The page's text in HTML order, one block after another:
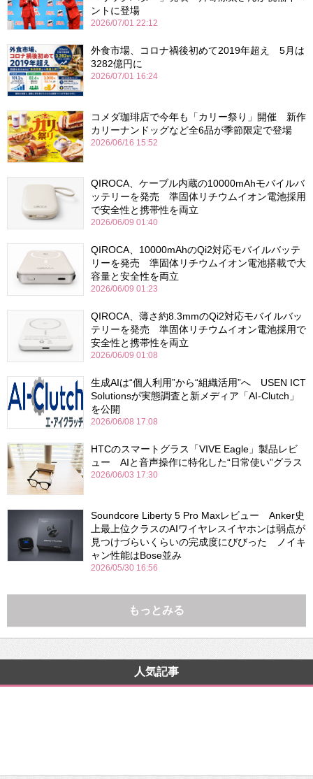
ントに登場
2026/07/01 22:12
外食市場、コロナ禍後初めて2019年超え 5月は
3282億円に
2026/07/01 16:24
コメダ珈琲店で今年も「カリー祭り」開催 新作
カリーナンドッグなど全6品が季節限定で登場
2026/06/16 15:52
QIROCA、ケーブル内蔵の10000mAhモバイルバ
ッテリーを発売 準固体リチウムイオン電池採用
で安全性と携帯性を両立
2026/06/09 01:40
QIROCA、10000mAhのQi2対応モバイルバッテ
リーを発売 準固体リチウムイオン電池搭載で大
容量と安全性を両立
2026/06/09 01:23
QIROCA、薄さ約8.3mmのQi2対応モバイルバッ
テリーを発売 準固体リチウムイオン電池採用で
安全性と携帯性を両立
2026/06/09 01:08
生成AIは“個人利用”から“組織活用”へ USEN ICT
Solutionsが実態調査と新メディア「AI-Clutch」
を公開
2026/06/08 17:08
HTCのスマートグラス「VIVE Eagle」製品レビ
ュー AIと音声操作に特化した“日常使い”グラス
2026/06/03 17:30
Soundcore Liberty 5 Pro Maxレビュー Anker史
上最上位クラスのAIワイヤレスイヤホンは弱点が
見つけづらいくらいの完成度にびびった ノイキ
ャン性能はBose並み
2026/05/30 16:56
もっとみる
人気記事